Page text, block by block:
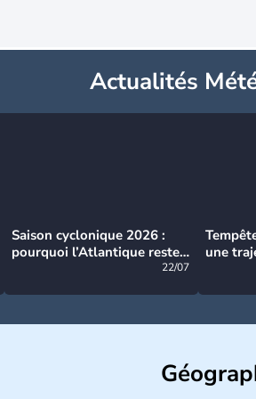
Actualités
Saison cyclonique 2026 :
pourquoi l’Atlantique reste
22/07
une